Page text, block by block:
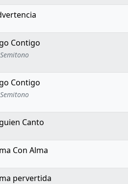
Contigo
Contigo
Canto
Con Alma
pervertida